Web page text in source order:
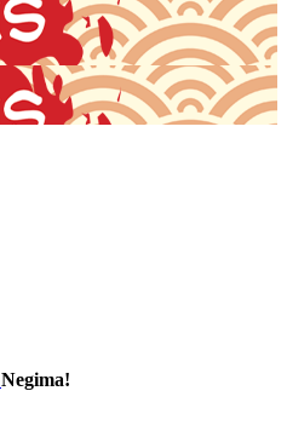
Negima!